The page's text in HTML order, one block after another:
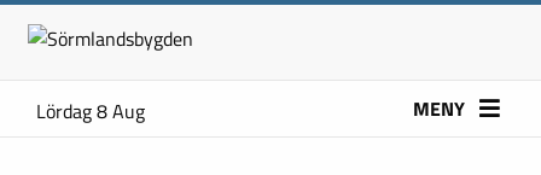
Lördag 8 Aug MENY